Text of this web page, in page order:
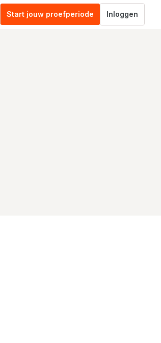
Start jouw proefperiode Inloggen